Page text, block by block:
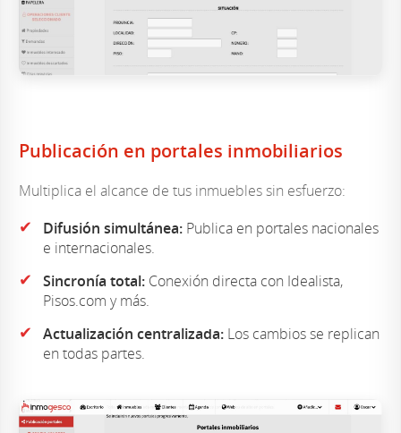
Publicación en portales inmobiliarios
Multiplica el alcance de tus inmuebles sin esfuerzo:
✔ Difusión simultánea: Publica en portales nacionales
e internacionales.
✔ Sincronía total: Conexión directa con Idealista,
Pisos.com y más.
✔ Actualización centralizada: Los cambios se replican
en todas partes.